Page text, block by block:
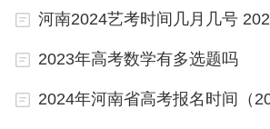
吉林省专科学校排名及分
其他信息：
吉林专科学校有长白山职业技术学
技术学院、延边职业技术学院、吉
2023年高考数学有多选题吗